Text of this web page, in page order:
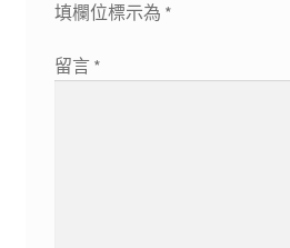
填欄位標示為 *
留言 *